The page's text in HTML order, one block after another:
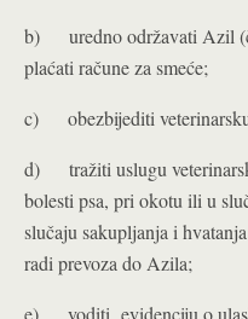
b) uredno održavati Azil
plaćati račune za smeće;
c) obezbijediti veterinarsku
d) tražiti uslugu
bolesti psa, pri okotu ili u
slučaju sakupljanja i
radi prevoza do Azila;